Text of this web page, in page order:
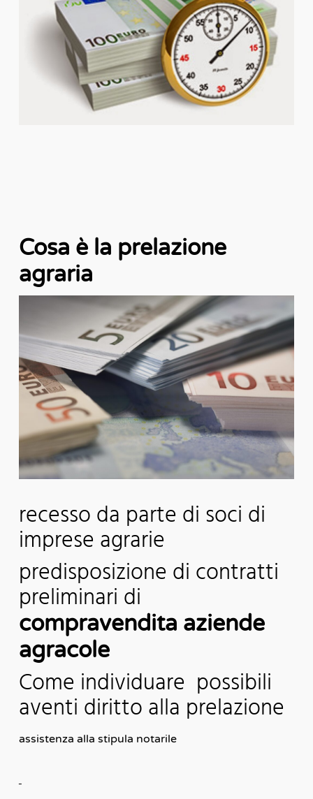
Cosa è la prelazione
agraria
recesso da parte di soci di
imprese agrarie
predisposizione di contratti
preliminari di
compravendita aziende
agracole
Come individuare possibili
aventi diritto alla prelazione
assistenza alla stipula notarile